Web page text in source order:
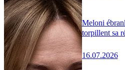
Meloni
torpillent sa
16.07.2026